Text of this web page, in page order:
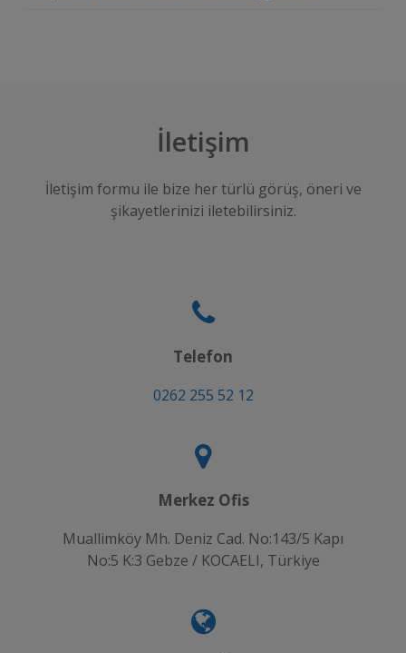
İletişim
İletişim formu ile bize her türlü görüş, öneri ve
şikayetlerinizi iletebilirsiniz.
Telefon
0262 255 52 12
Merkez Ofis
Muallimköy Mh. Deniz Cad. No:143/5 Kapı
No:5 K:3 Gebze / KOCAELI, Türkiye